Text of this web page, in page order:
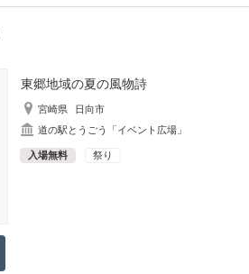
東郷地域の夏の風物詩
宮崎県
日向市
道の駅とうごう「イベント広場」
入場無料 祭り